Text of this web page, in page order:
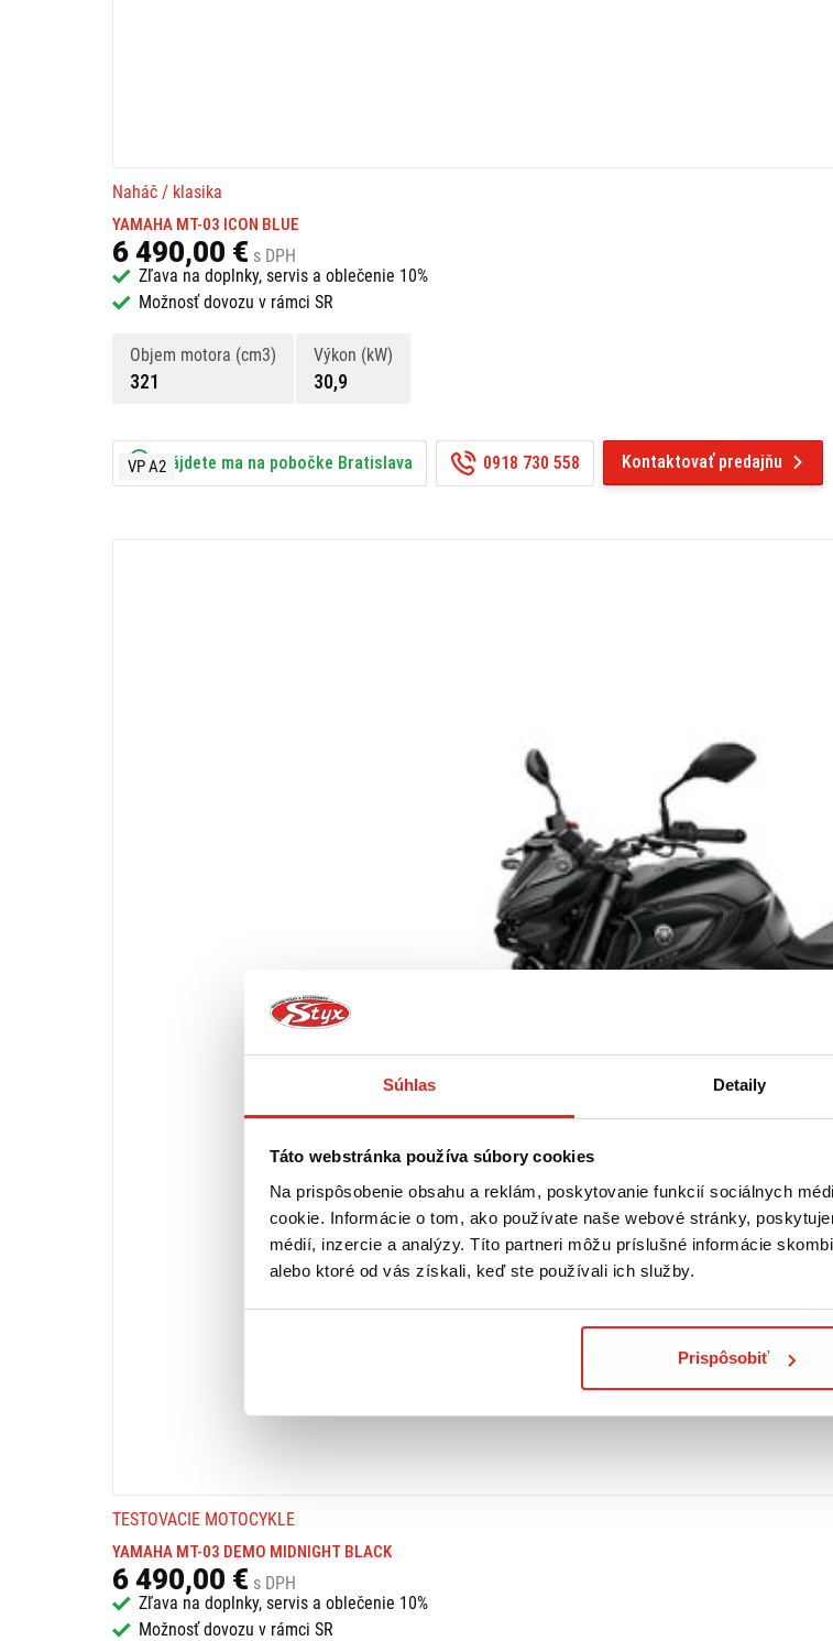
Súhlas Detaily
Táto webstránka používa súbory cookies
Na prispôsobenie obsahu a reklám, poskytovanie funkcií sociálnych
cookie. Informácie o tom, ako používate naše webové stránky,
médií, inzercie a analýzy. Títo partneri môžu príslušné informácie
alebo ktoré od vás získali, keď ste používali ich služby.
Prispôsobiť
VP A2
Naháč / klasika
YAMAHA MT-03 ICON BLUE
6 490,00 € s DPH
Zľava na doplnky, servis a oblečenie 10%
Možnosť dovozu v rámci SR
Objem motora (cm3)
321
Výkon (kW)
30,9
Nájdete ma na pobočke Bratislava 0918 730 558 Kontaktovať predajňu
TESTOVACIE MOTOCYKLE
YAMAHA MT-03 DEMO MIDNIGHT BLACK
6 490,00 € s DPH
Zľava na doplnky, servis a oblečenie 10%
Možnosť dovozu v rámci SR